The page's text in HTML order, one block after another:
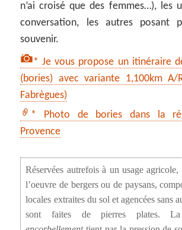
n’ai croisé que des femmes…), les
conversation, les autres posant
souvenir.
* Je vous propose un itinéraire
(bories) avec variante 1,100km
Fabrègues)
* Photo de bories dans la
Provence
Réservées autrefois à un usage agricole,
l’oeuvre de bergers ou de paysans,
locales extraites du sol et agencées sans
sont faites de pierres plates.